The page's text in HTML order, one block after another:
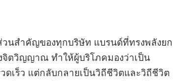
วนสำคัญของทุกบริษัท แบรนด์ที่ทรงพลังยก
ตวิญญาณ ทำให้ผู้บริโภคมองว่าเป็น
ดเร็ว แต่กลับกลายเป็นวิถีชีวิตและวิถีชีวิต